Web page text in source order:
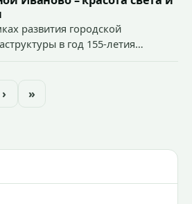
2026».
развития городской
в год 155-летия
подсветки исторических
› »